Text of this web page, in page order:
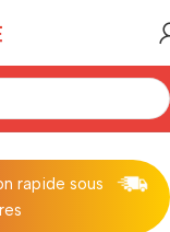
rapide sous